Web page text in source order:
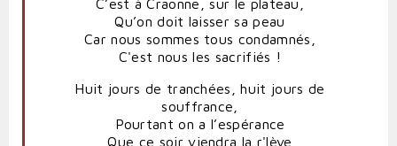
C’est à Craonne, sur le plateau,
Qu’on doit laisser sa peau
Car nous sommes tous condamnés,
C'est nous les sacrifiés !
Huit jours de tranchées, huit jours de
souffrance,
Pourtant on a l’espérance
Que ce soir viendra la r'lève